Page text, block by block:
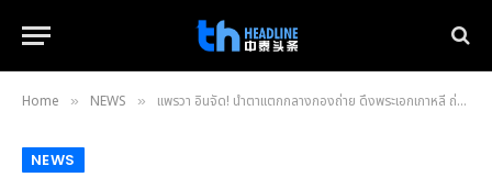
Home » NEWS » แพรวา อินจัด! น้ำตาแตกกลางกองถ่าย ดึงพระเอกเกาหลี ถ่ายทอดความรักสุดเศร้า ใน MV เพลง “ดีกว่ารักของเธอ”
NEWS